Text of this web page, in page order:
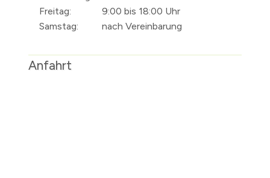
Freitag:
9:00 bis 18:00 Uhr
Samstag:
nach Vereinbarung
Anfahrt